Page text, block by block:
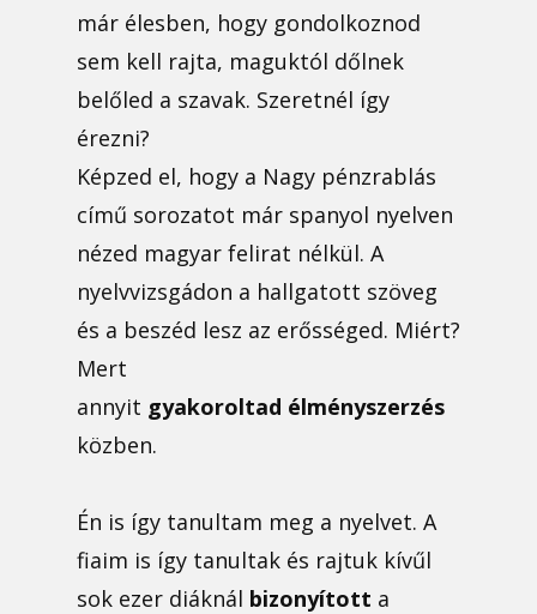
már élesben, hogy gondolkoznod
sem kell rajta, maguktól dőlnek
belőled a szavak. Szeretnél így
érezni?
Képzed el, hogy a Nagy pénzrablás
című sorozatot már spanyol nyelven
nézed magyar felirat nélkül. A
nyelvvizsgádon a hallgatott szöveg
és a beszéd lesz az erősséged. Miért?
Mert
annyit gyakoroltad élményszerzés
közben.
Én is így tanultam meg a nyelvet. A
fiaim is így tanultak és rajtuk kívűl
sok ezer diáknál bizonyított a